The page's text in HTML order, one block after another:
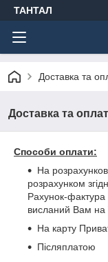
ТАНТАЛ
Доставка та
Доставка та
Способи оплати:
На
розрахунком
Рахунок-
висланий Вам на
На карту
Післяплатою